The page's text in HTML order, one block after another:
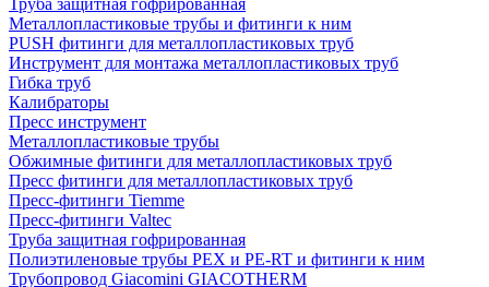
Металлопластиковые трубы и фитинги к ним
PUSH фитинги для металлопластиковых труб
Инструмент для монтажа металлопластиковых труб
Гибка труб
Калибраторы
Пресс инструмент
Металлопластиковые трубы
Обжимные фитинги для металлопластиковых труб
Пресс фитинги для металлопластиковых труб
Пресс-фитинги Tiemme
Пресс-фитинги Valtec
Труба защитная гофрированная
Полиэтиленовые трубы PEX и PE-RT и фитинги к ним
Трубопровод Giacomini GIACOTHERM